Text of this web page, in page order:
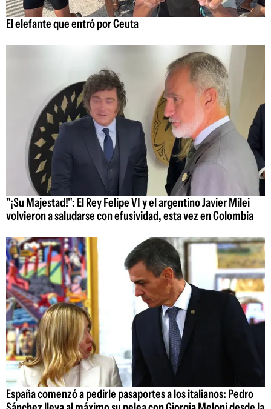
El elefante que entró por Ceuta
"¡Su Majestad!": El Rey Felipe VI y el argentino Javier Milei
volvieron a saludarse con efusividad, esta vez en Colombia
España comenzó a pedirle pasaportes a los italianos: Pedro